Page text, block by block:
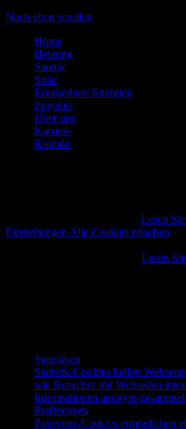
Nach oben scrollen
Home
Heizung
Sanitär
Solar
Erneuerbare Energien
Projekte
Über uns
Karriere
Kontakt
Lesen
Einstellungen Alle Cookies erlauben
Lesen
Statistiken
Statistik-Cookies helfen
wie Besucher mit Webseiten
Informationen anonym
Präferenzen
Präferenz-Cookies ermöglichen